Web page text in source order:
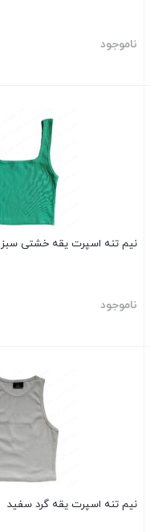
ناموجود
نیم تنه اسپرت یقه خشتی سبز
ناموجود
نیم تنه اسپرت یقه گرد سفید